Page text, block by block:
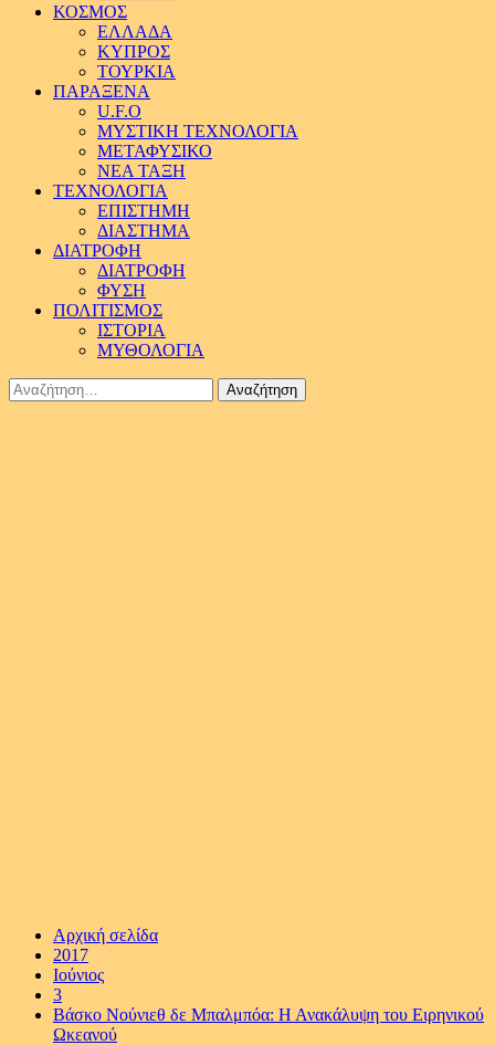
ΚΟΣΜΟΣ
ΕΛΛΑΔΑ
ΚΥΠΡΟΣ
ΤΟΥΡΚΙΑ
ΠΑΡΑΞΕΝΑ
U.F.O
ΜΥΣΤΙΚΗ ΤΕΧΝΟΛΟΓΙΑ
ΜΕΤΑΦΥΣΙΚΟ
ΝΕΑ ΤΑΞΗ
ΤΕΧΝΟΛΟΓΙΑ
ΕΠΙΣΤΗΜΗ
ΔΙΑΣΤΗΜΑ
ΔΙΑΤΡΟΦΗ
ΔΙΑΤΡΟΦΗ
ΦΥΣΗ
ΠΟΛΙΤΙΣΜΟΣ
ΙΣΤΟΡΙΑ
ΜΥΘΟΛΟΓΙΑ
Αναζήτηση
για:
Αρχική σελίδα
2017
Ιούνιος
3
Βάσκο Νούνιεθ δε Μπαλμπόα: Η Ανακάλυψη του Ειρηνικού
Ωκεανού